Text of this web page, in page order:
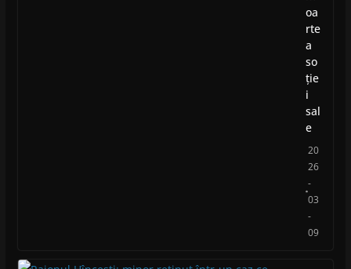
oa
rte
a
so
ție
i
sal
e
20
26
-
03
-
09